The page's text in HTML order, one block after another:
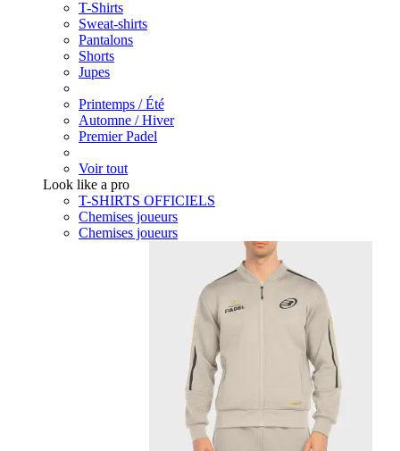
T-Shirts
Sweat-shirts
Pantalons
Shorts
Jupes
Printemps / Été
Automne / Hiver
Premier Padel
Voir tout
Look like a pro
T-SHIRTS OFFICIELS
Chemises joueurs
Chemises joueurs